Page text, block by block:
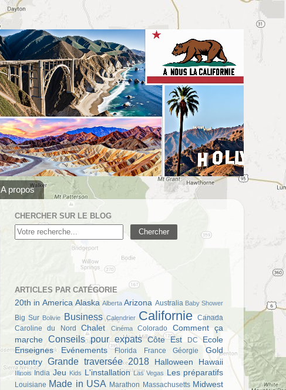
A propos
CHERCHER SUR LE BLOG
ARTICLES PAR CATÉGORIE
20th in America Alaska Alberta Arizona Australia Baby Shower
Big Sur Bolivie Business Calendrier Californie Canada
Caroline du Nord
Chalet Cinéma Colorado
Comment ça
marche Conseils pour expats Côte Est DC
Ecole
Enseignes
Evénements Florida France Géorgie
Gold
country Grande traversée 2018 Halloween Hawaii
Illinois India Jeu Kids L'installation Las Vegas Les préparatifs
Louisiane Made in USA Marathon Massachusetts Midwest